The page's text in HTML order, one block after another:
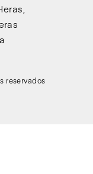
reservados